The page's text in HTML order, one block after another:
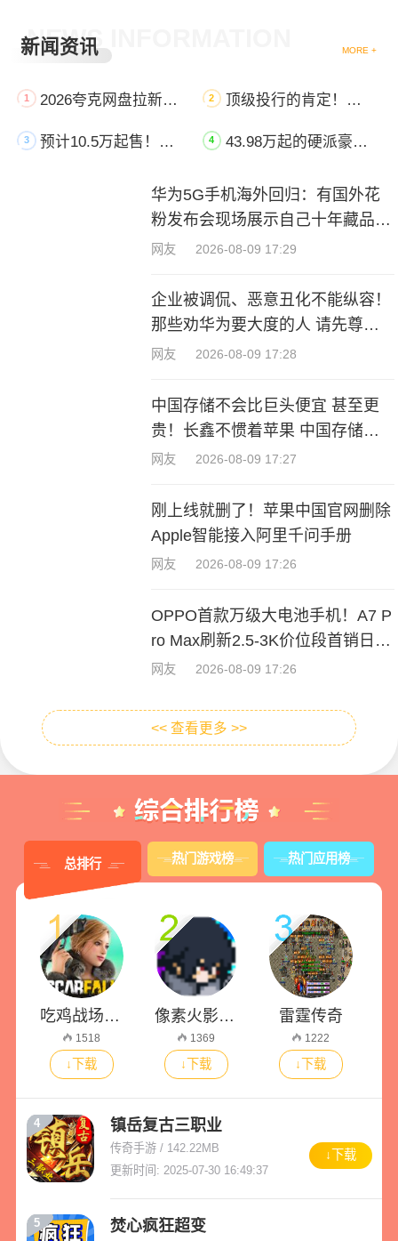
新闻资讯
NEWS INFORMATION MORE +
1 2026夸克网盘拉新项目教程：从零基础入驻到全渠道推广变现，附最新官方邀请码 2 顶级投行的肯定！高盛预测小米汽车2028年交付破100万辆
3 预计10.5万起售！新款比亚迪海豹06将于8月11日上市：外观大变 4 43.98万起的硬派豪华SUV！享界G9预售72小时订单破1.5万台
华为5G手机海外回归：有国外花
粉发布会现场展示自己十年藏品
激动到不行
网友 2026-08-09 17:29
企业被调侃、恶意丑化不能纵容！
那些劝华为要大度的人 请先尊重
法律
网友 2026-08-09 17:28
中国存储不会比巨头便宜 甚至更
贵！长鑫不惯着苹果 中国存储不
会比巨头便宜 甚至更贵！
网友 2026-08-09 17:27
刚上线就删了！苹果中国官网删除
Apple智能接入阿里千问手册
网友 2026-08-09 17:26
OPPO首款万级大电池手机！A7 P
ro Max刷新2.5-3K价位段首销日销
量纪录
网友 2026-08-09 17:26
<< 查看更多 >>
总排行 热门游戏榜 热门应用榜
吃鸡战场皇家大战
1518
↓下载
像素火影2025次世代1.20版本
1369
↓下载
雷霆传奇
1222
↓下载
4 镇岳复古三职业
传奇手游 / 142.22MB
更新时间: 2025-07-30 16:49:37
↓下载
5 焚心疯狂超变